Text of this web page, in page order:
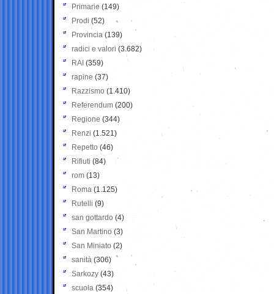
Primarie (149)
Prodi (52)
Provincia (139)
radici e valori (3.682)
RAI (359)
rapine (37)
Razzismo (1.410)
Referendum (200)
Regione (344)
Renzi (1.521)
Repetto (46)
Rifiuti (84)
rom (13)
Roma (1.125)
Rutelli (9)
san gottardo (4)
San Martino (3)
San Miniato (2)
sanità (306)
Sarkozy (43)
scuola (354)